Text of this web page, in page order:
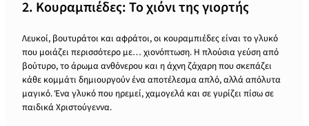
2. Κουραμπιέδες: Το χιόνι της γιορτής
Λευκοί, βουτυράτοι και αφράτοι, οι κουραμπιέδες είναι το γλυκό
που μοιάζει περισσότερο με… χιονόπτωση. Η πλούσια γεύση από
βούτυρο, το άρωμα ανθόνερου και η άχνη ζάχαρη που σκεπάζει
κάθε κομμάτι δημιουργούν ένα αποτέλεσμα απλό, αλλά απόλυτα
μαγικό. Ένα γλυκό που ηρεμεί, χαμογελά και σε γυρίζει πίσω σε
παιδικά Χριστούγεννα.